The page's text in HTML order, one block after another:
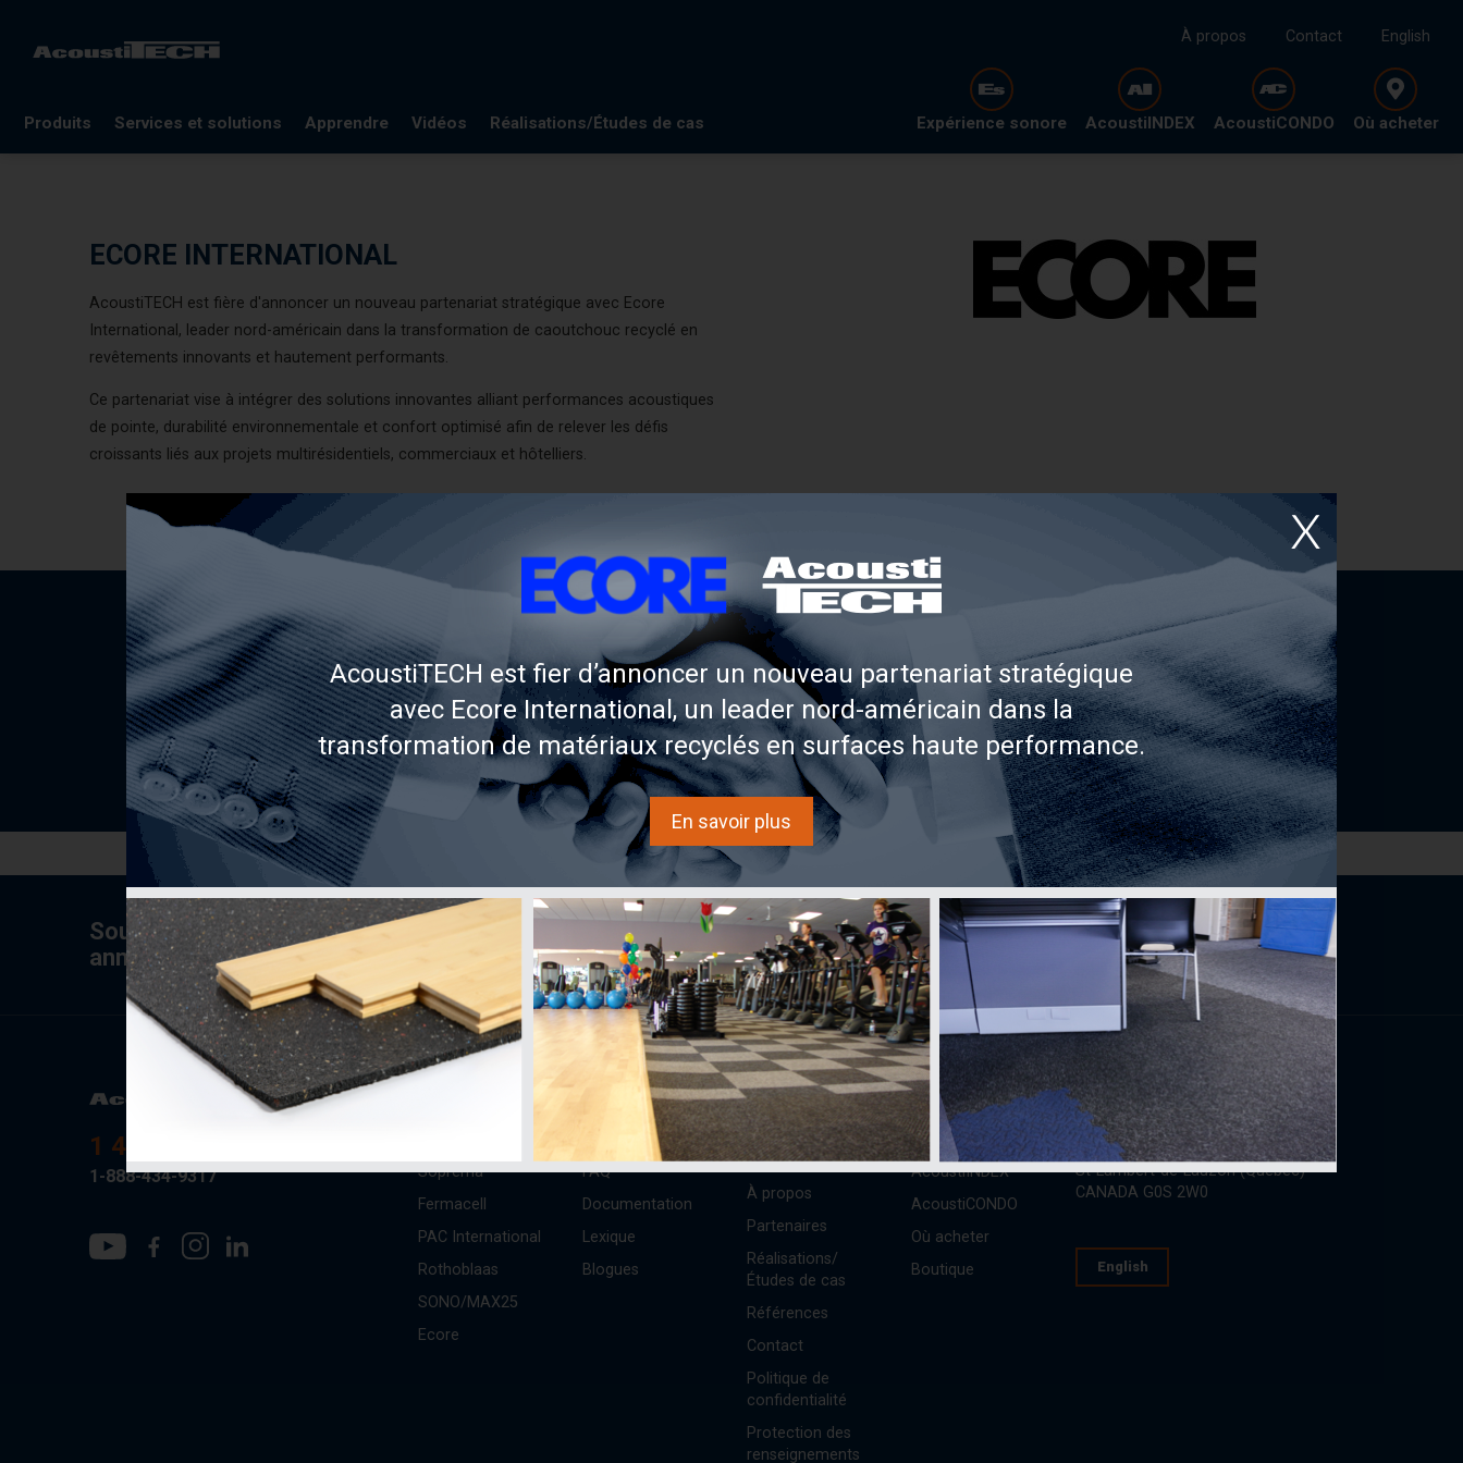
À propos Contact English
Produits Services et solutions Apprendre
Lexique
Références
Webinaires
Vidéos Réalisations/Études de cas Expérience sonore AcoustiINDEX AcoustiCONDO Où acheter
ECORE INTERNATIONAL
AcoustiTECH est fière d'annoncer un nouveau partenariat stratégique avec Ecore
International, leader nord-américain dans la transformation de caoutchouc recyclé en
revêtements innovants et hautement performants.
Ce partenariat vise à intégrer des solutions innovantes alliant performances acoustiques
de pointe, durabilité environnementale et confort optimisé afin de relever les défis
croissants liés aux projets multirésidentiels, commerciaux et hôtelliers.
Souscrivez à l’infolettre pour des conseils, des tendances
annuelles et spéciaux à venir.
1 418-889-0001
1-888-434-9317
Soprema
Fermacell
PAC International
Rothoblaas
SONO/MAX25
Ecore
Apprendre
FAQ
Documentation
Lexique
Blogues
AcoustiTECH
Services et
solutions
À propos
Partenaires
Réalisations/
Études de cas
Références
Contact
Politique de
confidentialité
Protection des
renseignements
Acheter
Expérience sonore
AcoustiINDEX
AcoustiCONDO
Où acheter
Boutique
Nous trouver
150, rue Léon-Vachon
St-Lambert-de-Lauzon (Québec)
CANADA G0S 2W0
English
AcoustiTECH est fier d’annoncer un nouveau partenariat stratégique
avec Ecore International, un leader nord-américain dans la
transformation de matériaux recyclés en surfaces haute performance.
En savoir plus